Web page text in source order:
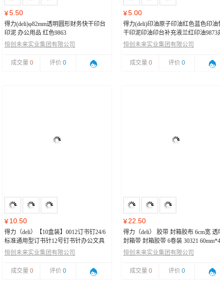
¥5.50
得力(deli)φ82mm透明圆形财务快干印台
印泥 办公用品 红色9863
恒创未来实业集团有限公司
成交量 0 评价 0
¥5.00
得力(deli)印油原子印油红色蓝色印油
干印泥印油印台补充液兰红印油9873
公财务专用财务章用 红色
恒创未来实业集团有限公司
成交量 0 评价 0
¥10.50
得力（deli）【10盒装】0012订书钉24/6
标准通用型订书针12号钉书针办公文具
用品 24/6可订25页-0012（10盒）
恒创未来实业集团有限公司
成交量 0 评价 0
¥22.50
得力（deli） 胶带 封箱胶布 6cm宽 透
封箱带 封箱胶带 6卷装 30321
6卷装
恒创未来实业集团有限公司
成交量 0 评价 0